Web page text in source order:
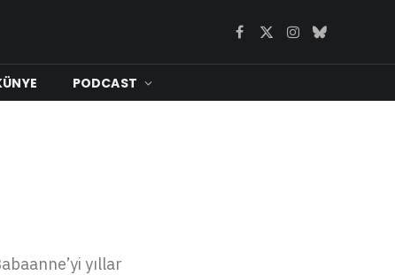
Facebook
X
Instagram
Bluesky
PODCAST
yıllar